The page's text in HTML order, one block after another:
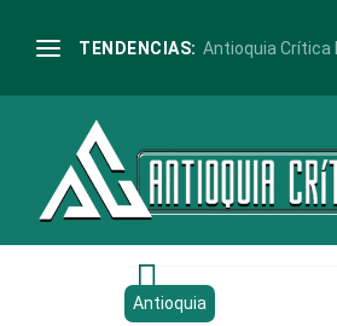
TENDENCIAS: Antioquia Crítica

Antioquia